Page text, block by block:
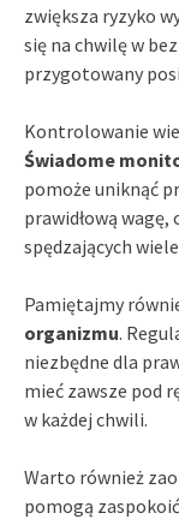
zwiększa ryzyko
się na chwilę w
przygotowany
Kontrolowanie
Świadome
pomoże uniknąć
prawidłową
spędzających
Pamiętajmy
organizmu.
niezbędne dla
mieć zawsze pod
w każdej chwili.
Warto również
pomogą zaspokoić